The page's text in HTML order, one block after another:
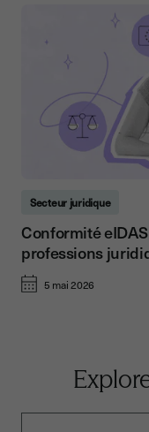
Secteur juridique
Conformité
professions
5 mai 2026